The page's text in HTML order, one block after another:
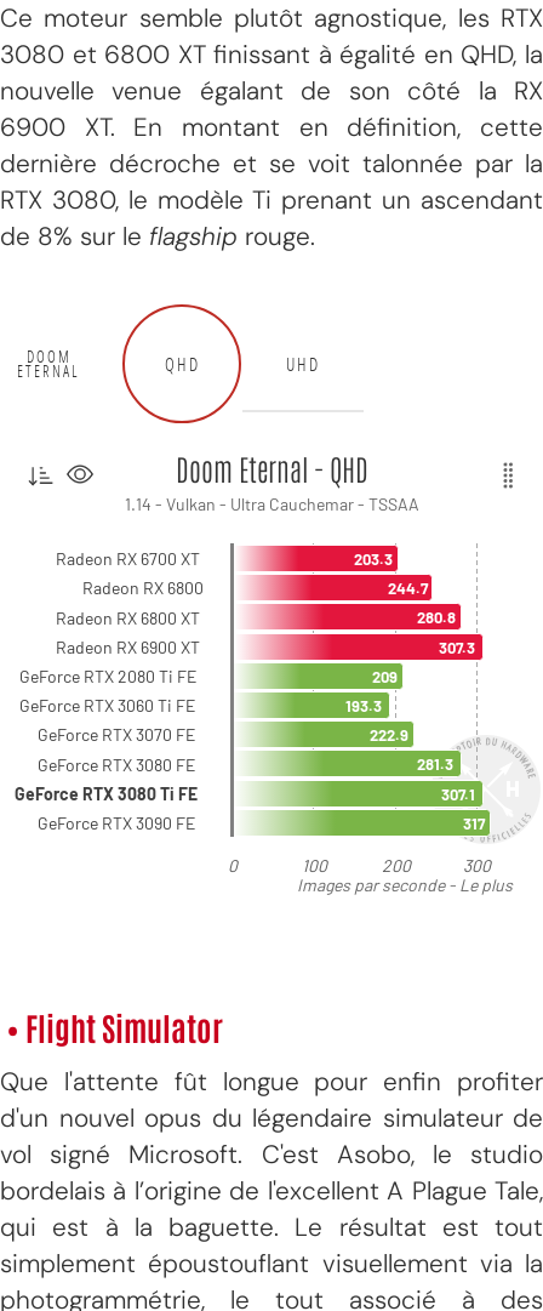
Ce moteur semble plutôt agnostique, les RTX
3080 et 6800 XT finissant à égalité en QHD, la
nouvelle venue égalant de son côté la RX
6900 XT. En montant en définition, cette
dernière décroche et se voit talonnée par la
RTX 3080, le modèle Ti prenant un ascendant
de 8% sur le flagship rouge.
• Flight Simulator
Que l'attente fût longue pour enfin profiter
d'un nouvel opus du légendaire simulateur de
vol signé Microsoft. C'est Asobo, le studio
bordelais à l’origine de l'excellent A Plague Tale,
qui est à la baguette. Le résultat est tout
simplement époustouflant visuellement via la
photogrammétrie, le tout associé à des